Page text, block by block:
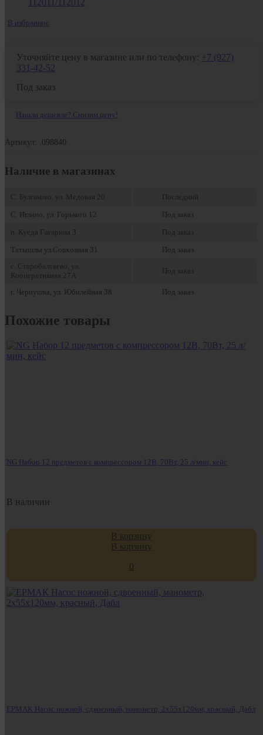
В избранное
Уточняйте цену в магазине или по телефону: +7 (927)
331-42-52
Под заказ
Нашли дешевле? Снизим цену!
Артикул: .098840
Наличие в магазинах
С. Булгаково, ул. Медовая 20
Последний
С. Иглино, ул. Горького 12
Под заказ
п. Куеда Гагарина 3
Под заказ
Татышлы ул.Совхозная 31
Под заказ
с. Старобалтаево, ул.
Кооперативная 27А
Под заказ
г. Чернушка, ул. Юбилейная 38 Под заказ
Похожие товары
NG Набор 12 предметов с компрессором 12В, 70Вт, 25 л/мин, кейс
В наличии
В корзину
В корзину
0
ЕРМАК Насос ножной, сдвоенный, манометр, 2x55x120мм, красный, Дабл